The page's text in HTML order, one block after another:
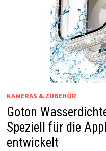
KAMERAS & ZUBEHÖR
Goton
Speziell für die
entwickelt